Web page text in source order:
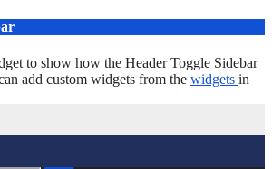
to show how the Header Toggle Sidebar
add custom widgets from the widgets in